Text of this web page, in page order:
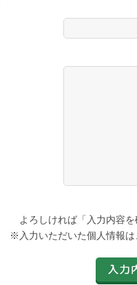
よろしければ「入力内容
※入力いただいた個人情報